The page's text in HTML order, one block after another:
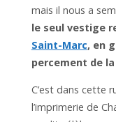
mais il nous a
le seul vestige
Saint-Marc, en
percement de
C’est dans cette
l’imprimerie de